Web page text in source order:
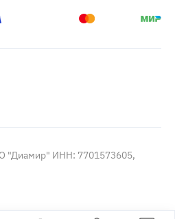
"Диамир" ИНН: 7701573605,